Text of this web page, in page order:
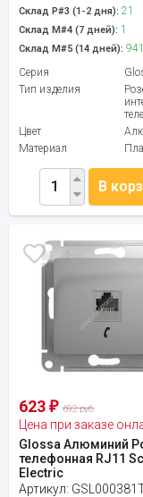
Склад Р#3 (1-2 дня): 21
Склад М#4 (7 дней): 1
Склад М#5 (14 дней): 941
Серия
Тип изделия
Цвет
Материал
В
623 ₽ 692 руб.
Цена при заказе
Glossa Алюминий
телефонная RJ11
Electric
Артикул: